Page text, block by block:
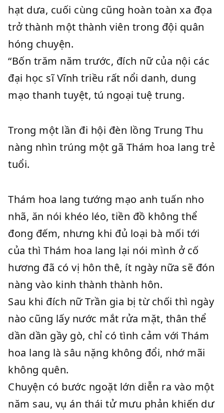
hạt dưa, cuối cùng cũng hoàn toàn xa đọa
trở thành một thành viên trong đội quân
hóng chuyện.
“Bốn trăm năm trước, đích nữ của nội các
đại học sĩ Vĩnh triều rất nổi danh, dung
mạo thanh tuyệt, tú ngoại tuệ trung.
Trong một lần đi hội đèn lồng Trung Thu
nàng nhìn trúng một gã Thám hoa lang trẻ
tuổi.
Thám hoa lang tướng mạo anh tuấn nho
nhã, ăn nói khéo léo, tiền đồ không thể
đong đếm, nhưng khi đủ loại bà mối tới
của thì Thám hoa lang lại nói mình ở cố
hương đã có vị hôn thê, ít ngày nữa sẽ đón
nàng vào kinh thành thành hôn.
Sau khi đích nữ Trần gia bị từ chối thì ngày
nào cũng lấy nước mắt rửa mặt, thân thể
dần dần gầy gò, chỉ có tình cảm với Thám
hoa lang là sâu nặng không đổi, nhớ mãi
không quên.
Chuyện có bước ngoặt lớn diễn ra vào một
năm sau, vụ án thái tử mưu phản khiến dư